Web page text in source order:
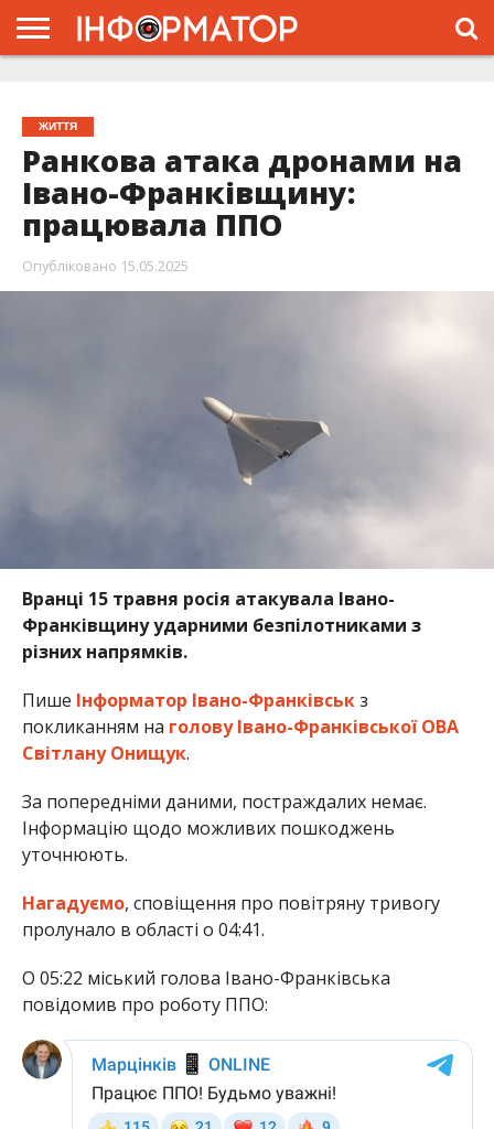
ЖИТТЯ
Ранкова атака дронами на
Івано-Франківщину:
працювала ППО
Опубліковано 15.05.2025
Вранці 15 травня росія атакувала Івано-
Франківщину ударними безпілотниками з
різних напрямків.
Пише Інформатор Івано-Франківськз
покликанням на голову Івано-Франківської ОВА
Світлану Онищук.
За попередніми даними, постраждалих немає.
Інформацію щодо можливих пошкоджень
уточнюють.
Нагадуємо, сповіщення про повітряну тривогу
пролунало в області о 04:41.
О 05:22 міський голова Івано-Франківська
повідомив про роботу ППО: